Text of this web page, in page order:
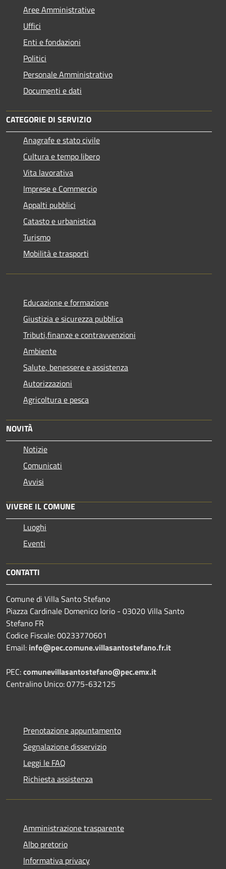
Aree Amministrative
Uffici
Enti e fondazioni
Politici
Personale Amministrativo
Documenti e dati
CATEGORIE DI SERVIZIO
Anagrafe e stato civile
Cultura e tempo libero
Vita lavorativa
Imprese e Commercio
Appalti pubblici
Catasto e urbanistica
Turismo
Mobilità e trasporti
Educazione e formazione
Giustizia e sicurezza pubblica
Tributi,finanze e contravvenzioni
Ambiente
Salute, benessere e assistenza
Autorizzazioni
Agricoltura e pesca
NOVITÀ
Notizie
Comunicati
Avvisi
VIVERE IL COMUNE
Luoghi
Eventi
CONTATTI
Comune di Villa Santo Stefano
Piazza Cardinale Domenico Iorio - 03020 Villa Santo
Stefano FR
Codice Fiscale: 00233770601
Email: info@pec.comune.villasantostefano.fr.it
PEC:comunevillasantostefano@pec.emx.it
Centralino Unico: 0775-632125
Prenotazione appuntamento
Segnalazione disservizio
Leggi le FAQ
Richiesta assistenza
Amministrazione trasparente
Albo pretorio
Informativa privacy